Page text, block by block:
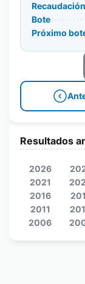
Recaudación
Bote
Próximo
Resultados
2026
2021
2016
2011
2006